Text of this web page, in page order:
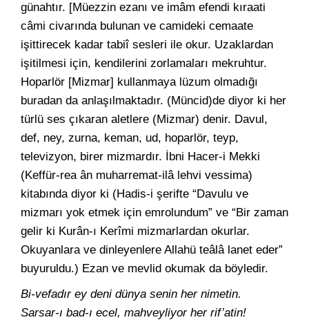
günahtır. [Müezzin ezanı ve imâm efendi kıraati
câmi civarında bulunan ve camideki cemaate
işittirecek kadar tabiî sesleri ile okur. Uzaklardan
işitilmesi için, kendilerini zorlamaları mekruhtur.
Hoparlör [Mizmar] kullanmaya lüzum olmadığı
buradan da anlaşılmaktadır. (Müncid)de diyor ki her
türlü ses çıkaran aletlere (Mizmar) denir. Davul,
def, ney, zurna, keman, ud, hoparlör, teyp,
televizyon, birer mizmardır. İbni Hacer-i Mekki
(Keffür-rea ân muharremat-ilâ lehvi vessima)
kitabında diyor ki (Hadis-i şerifte “Davulu ve
mizmarı yok etmek için emrolundum” ve “Bir zaman
gelir ki Kurân-ı Kerîmi mizmarlardan okurlar.
Okuyanlara ve dinleyenlere Allahü teâlâ lanet eder”
buyuruldu.) Ezan ve mevlid okumak da böyledir.
Bi-vefadır ey deni dünya senin her nimetin.
Sarsar-ı bad-ı ecel, mahveyliyor her rif’atin!